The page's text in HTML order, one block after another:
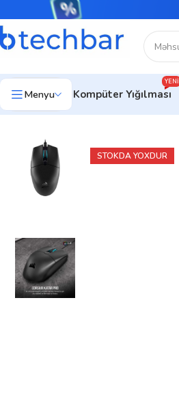
Menyu Kompüter Yığılması
YENI
Ev Kompüter aksesuarları
STOKDA YOXDUR